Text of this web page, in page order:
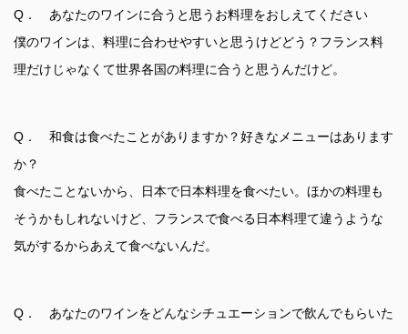
Q． あなたのワインに合うと思うお料理をおしえてください
僕のワインは、料理に合わせやすいと思うけどどう？フランス料
理だけじゃなくて世界各国の料理に合うと思うんだけど。
Q． 和食は食べたことがありますか？好きなメニューはあります
か？
食べたことないから、日本で日本料理を食べたい。ほかの料理も
そうかもしれないけど、フランスで食べる日本料理て違うような
気がするからあえて食べないんだ。
Q． あなたのワインをどんなシチュエーションで飲んでもらいた